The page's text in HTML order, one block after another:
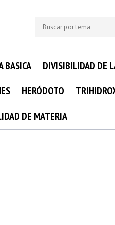
BASICA
DIVISIBILIDAD DE
HERÓDOTO
DE MATERIA